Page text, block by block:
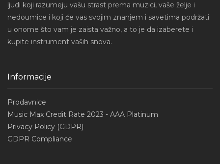
ljudi koji razumeju vašu strast prema muzici, vaše želje i
nedoumice i koji će vas svojim znanjem i savetima podržati
u onome što vam je zaista važno, a to je da izaberete i
kupite instrument vaših snova.
Informacije
Prodavnice
Music Max Credit Rate 2023 - AAA Platinum
Privacy Policy (GDPR)
GDPR Compliance